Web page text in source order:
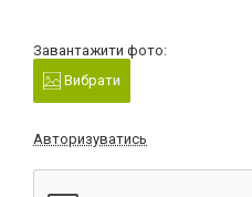
Завантажити фото:
Вибрати
Авторизуватись